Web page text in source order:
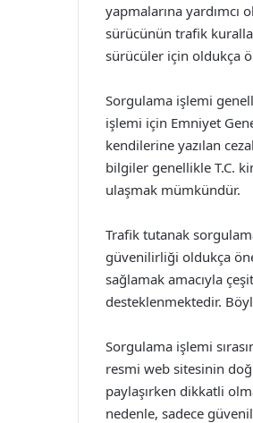
yapmalarına
sürücünün trafik
sürücüler için oldukça
Sorgulama işlemi
işlemi için Emniyet
kendilerine yazılan
bilgiler genellikle T.C.
ulaşmak mümkündür.
Trafik tutanak
güvenilirliği oldukça
sağlamak amacıyla
desteklenmektedir.
Sorgulama işlemi
resmi web sitesinin
paylaşırken dikkatli
nedenle, sadece